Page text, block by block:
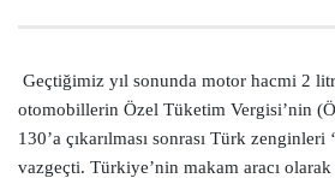
Geçtiğimiz yıl sonunda motor hacmi 2
otomobillerin Özel Tüketim Vergisi’nin
130’a çıkarılması sonrası Türk zenginleri
vazgeçti. Türkiye’nin makam aracı